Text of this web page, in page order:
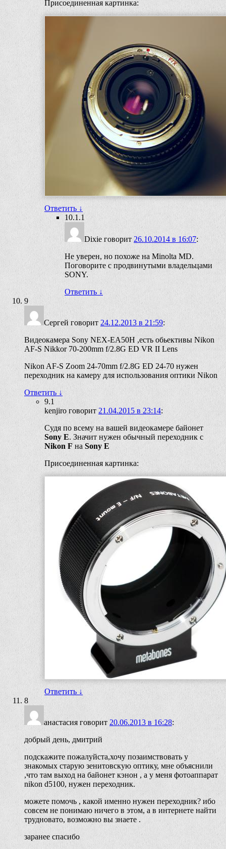
Присоединенная картинка:
Ответить ↓
10.1.1
Dixie говорит 26.10.2014 в 16:07:
Не уверен, но похоже на Minolta MD.
Поговорите с продвинутыми владельцами
SONY.
Ответить ↓
9
Сергей говорит 24.12.2013 в 21:59:
Видеокамера Sony NEX-EA50H ,есть обьективы Nikon
AF-S Nikkor 70-200mm f/2.8G ED VR II Lens
Nikon AF-S Zoom 24-70mm f/2.8G ED 24-70 нужен
переходник на камеру для использования оптики Nikon
Ответить ↓
9.1
kenjiro говорит 21.04.2015 в 23:14:
Судя по всему на вашей видеокамере байонет
Sony E. Значит нужен обычный переходник с
Nikon F на Sony E
Присоединенная картинка:
Ответить ↓
8
анастасия говорит 20.06.2013 в 16:28:
добрый день, дмитрий
подскажите пожалуйста,хочу позаимствовать у
знакомых старую зенитовскую оптику, мне объяснили
,что там выход на байонет кэнон , а у меня фотоаппарат
nikon d5100, нужен переходник.
можете помочь , какой именно нужен переходник? ибо
совсем не понимаю ничего в этом, а в интернете найти
трудновато, возможно вы знаете .
заранее спасибо